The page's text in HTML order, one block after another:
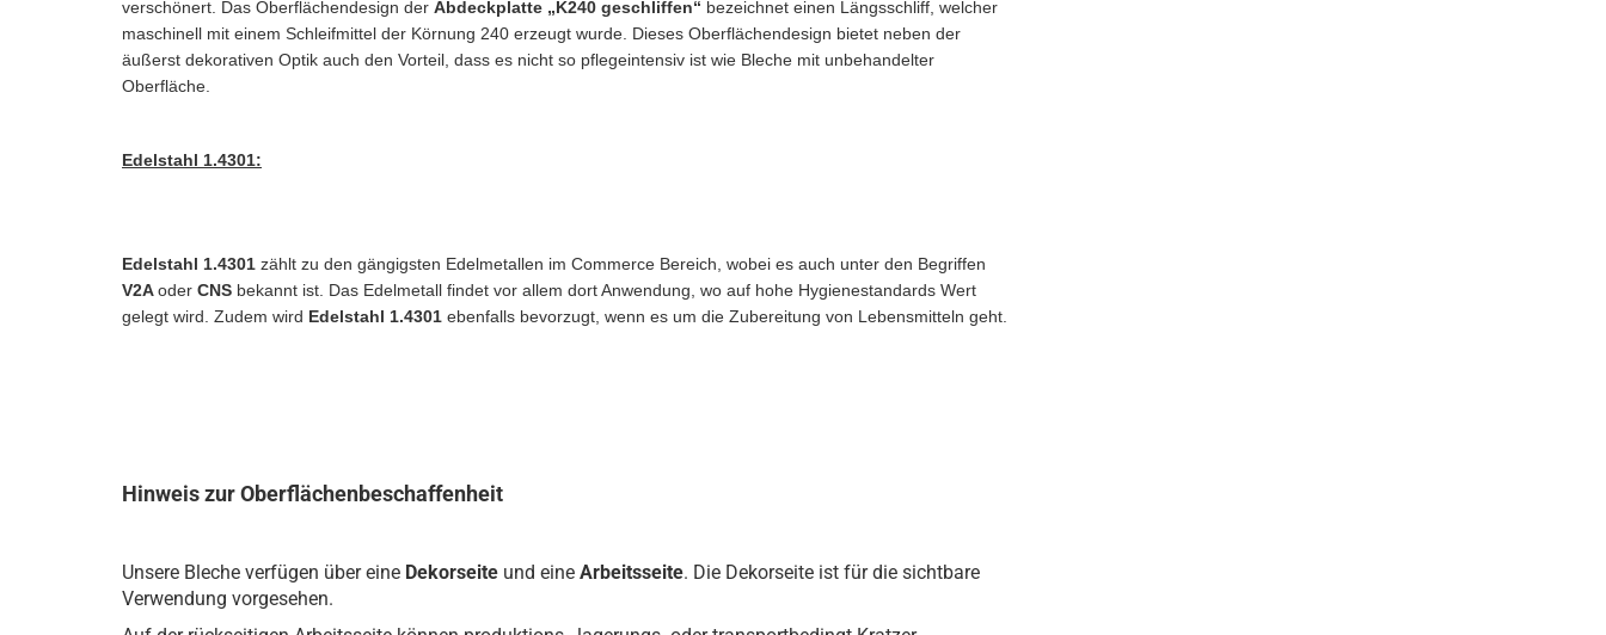
verschönert. Das Oberflächendesign der Abdeckplatte „K240 geschliffen“ bezeichnet einen Längsschliff, welcher
maschinell mit einem Schleifmittel der Körnung 240 erzeugt wurde. Dieses Oberflächendesign bietet neben der
äußerst dekorativen Optik auch den Vorteil, dass es nicht so pflegeintensiv ist wie Bleche mit unbehandelter
Oberfläche.
Edelstahl 1.4301:
Edelstahl 1.4301 zählt zu den gängigsten Edelmetallen im Commerce Bereich, wobei es auch unter den Begriffen
V2Aoder CNS bekannt ist. Das Edelmetall findet vor allem dort Anwendung, wo auf hohe Hygienestandards Wert
gelegt wird. Zudem wird Edelstahl 1.4301 ebenfalls bevorzugt, wenn es um die Zubereitung von Lebensmitteln geht.
Hinweis zur Oberflächenbeschaffenheit
Unsere Bleche verfügen über eine Dekorseite und eine Arbeitsseite. Die Dekorseite ist für die sichtbare
Verwendung vorgesehen.